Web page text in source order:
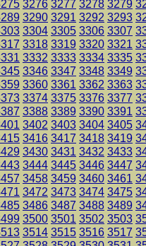
3276 3277 3278 3279
3290 3291 3292 3293
3304 3305 3306 3307
3318 3319 3320 3321
3332 3333 3334 3335
3346 3347 3348 3349
3360 3361 3362 3363
3374 3375 3376 3377
3388 3389 3390 3391
3402 3403 3404 3405
3416 3417 3418 3419
3430 3431 3432 3433
3444 3445 3446 3447
3458 3459 3460 3461
3472 3473 3474 3475
3486 3487 3488 3489
3500 3501 3502 3503
3514 3515 3516 3517